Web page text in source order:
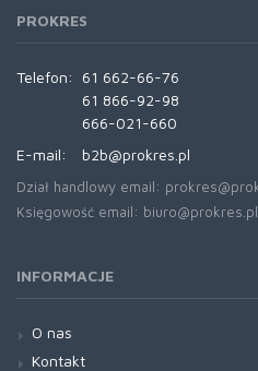
PROKRES
Telefon:
61 662-66-76
61 866-92-98
666-021-660
E-mail:
b2b@prokres.pl
Dział handlowy email:
Księgowość email: biuro@prokres.pl
INFORMACJE
O nas
Kontakt